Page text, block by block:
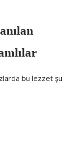
bu lezzet şu